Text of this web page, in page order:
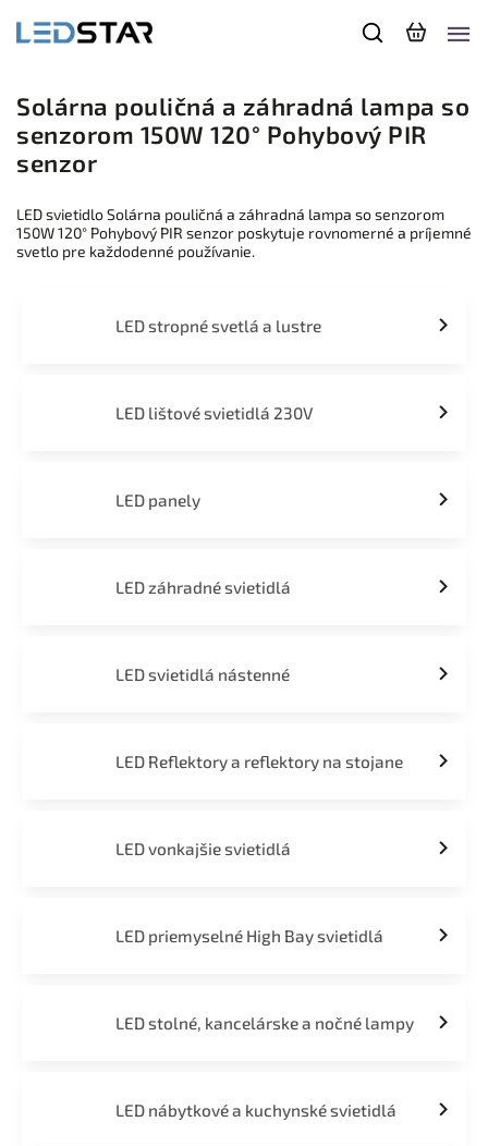
Solárna pouličná a záhradná lampa so
senzorom 150W 120° Pohybový PIR
senzor
LED svietidlo Solárna pouličná a záhradná lampa so senzorom
150W 120° Pohybový PIR senzor poskytuje rovnomerné a príjemné
svetlo pre každodenné používanie.
LED stropné svetlá a lustre
LED lištové svietidlá 230V
LED panely
LED záhradné svietidlá
LED svietidlá nástenné
LED Reflektory a reflektory na stojane
LED vonkajšie svietidlá
LED priemyselné High Bay svietidlá
LED stolné, kancelárske a nočné lampy
LED nábytkové a kuchynské svietidlá